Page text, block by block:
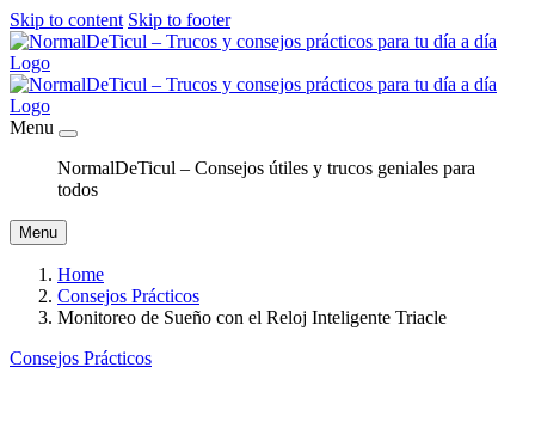
Skip to content Skip to footer
Menu
NormalDeTicul – Consejos útiles y trucos geniales para
todos
Menu
Home
Consejos Prácticos
Monitoreo de Sueño con el Reloj Inteligente Triacle
Consejos Prácticos